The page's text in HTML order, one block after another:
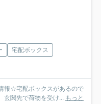
宅配ボックス
報☆宅配ボックスがあるので
玄関先で荷物を受け... もっと